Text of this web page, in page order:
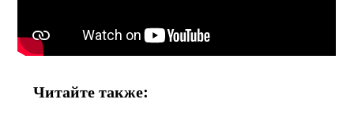
Читайте также: